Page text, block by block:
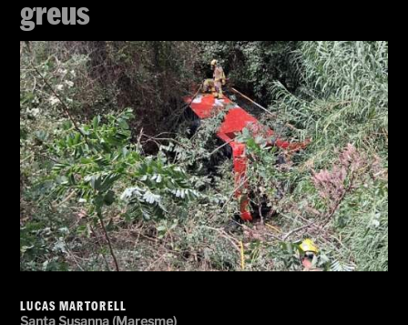
greus
LUCAS MARTORELL
Santa Susanna (Maresme)